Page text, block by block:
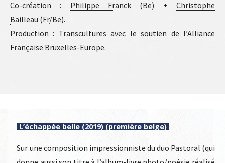
Co-création : Philippe Franck (Be) +Christophe
Bailleau (Fr/Be).
Production : Transcultures avec le soutien de l’Alliance
Française Bruxelles-Europe.
L’échappée belle (2019) (première belge)
Sur une composition impressionniste du duo Pastoral (qui